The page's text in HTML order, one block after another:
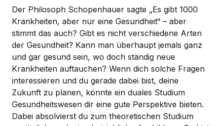
Der Philosoph Schopenhauer sagte „Es gibt 1000
Krankheiten, aber nur eine Gesundheit“ – aber
stimmt das auch? Gibt es nicht verschiedene Arten
der Gesundheit? Kann man überhaupt jemals ganz
und gar gesund sein, wo doch ständig neue
Krankheiten auftauchen? Wenn dich solche Fragen
interessieren und du gerade dabei bist, deine
Zukunft zu planen, könnte ein duales Studium
Gesundheitswesen dir eine gute Perspektive bieten.
Dabei absolvierst du zum theoretischen Studium